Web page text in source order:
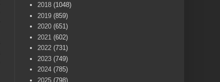
2018 (1048)
2019 (859)
2020 (651)
2021 (602)
2022 (731)
2023 (749)
2024 (785)
2025 (798)